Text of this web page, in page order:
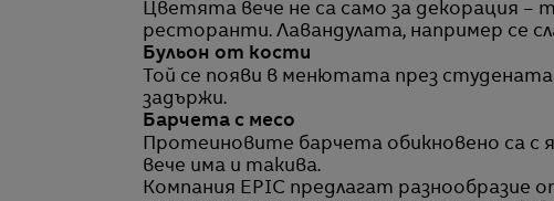
Цветята вече не са само за декорация –
ресторанти. Лавандулата, например се
Бульон от кости
Той се появи в менютата през
задържи.
Барчета с месо
Протеиновите барчета обикновено са с
вече има и такива.
Компания EPIC предлагат разнообразие